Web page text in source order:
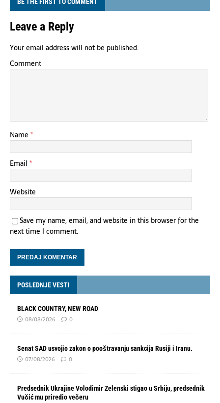
Leave a Reply
Your email address will not be published.
Comment
Name *
Email *
Website
Save my name, email, and website in this browser for the
next time I comment.
POSLEDNJE VESTI
BLACK COUNTRY, NEW ROAD
08/08/2026 0
Senat SAD usvojio zakon o pooštravanju sankcija Rusiji i Iranu.
07/08/2026 0
Predsednik Ukrajine Volodimir Zelenski stigao u Srbiju, predsednik
Vučić mu priredio večeru